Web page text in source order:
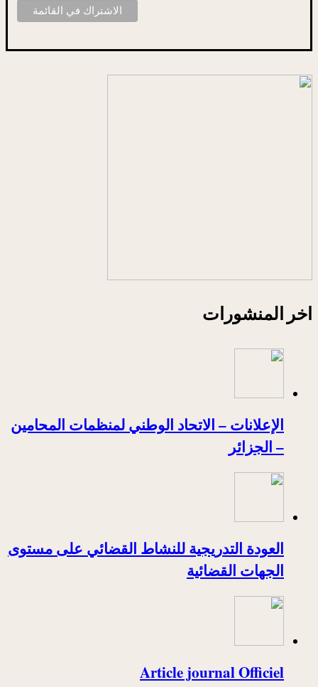
اخر المنشورات
الإعلانات – الاتحاد الوطني لمنظمات المحامين
– الجزائر
العودة التدريجية للنشاط القضائي على مستوى
الجهات القضائية
Article journal Officiel